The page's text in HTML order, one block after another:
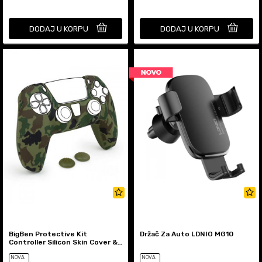
DODAJ U KORPU DODAJ U KORPU
BigBen Protective Kit
Controller Silicon Skin Cover &
NOVA
Držač Za Auto LDNIO MG10
NOVA